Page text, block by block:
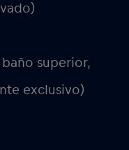
superior,
exclusivo)